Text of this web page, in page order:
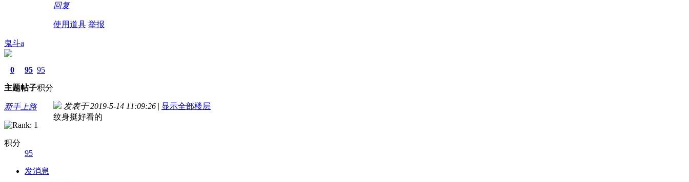
回复
使用道具 举报
鬼斗a
0
主题
95
帖子
95
积分
新手上路
积分
95
发消息
发表于 2019-5-14 11:09:26 | 显示全部楼层
纹身挺好看的